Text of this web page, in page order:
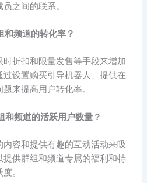
之间的联系。
频道的转化率？
折扣和限量发售等手段来增加
设置购买引导机器人、提供在
来提高用户转化率。
频道的活跃用户数量？
容和提供有趣的互动活动来吸
供群组和频道专属的福利和特
。